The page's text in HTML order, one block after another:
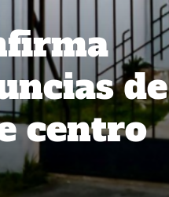
de
centro